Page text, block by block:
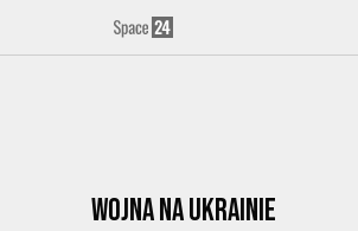
Wojna na Ukrainie